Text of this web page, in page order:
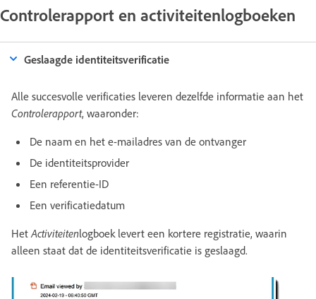
Controlerapport en activiteitenlogboeken
Geslaagde identiteitsverificatie
Alle succesvolle verificaties leveren dezelfde informatie aan het
Controlerapport, waaronder:
De naam en het e-mailadres van de ontvanger
De identiteitsprovider
Een referentie-ID
Een verificatiedatum
Het Activiteitenlogboek levert een kortere registratie, waarin
alleen staat dat de identiteitsverificatie is geslaagd.